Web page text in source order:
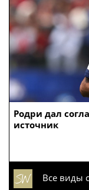
Родри дал
источник
Все виды